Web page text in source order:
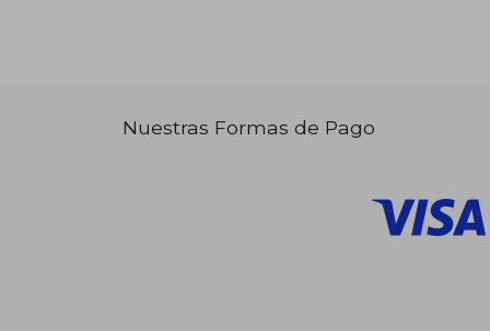
Nuestras Formas de Pago